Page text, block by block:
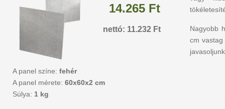
14.265 Ft
nettó: 11.232 Ft
Nagyobb
cm vastag
A panel színe: fehér
A panel mérete: 60x60x2 cm
Súlya: 1 kg